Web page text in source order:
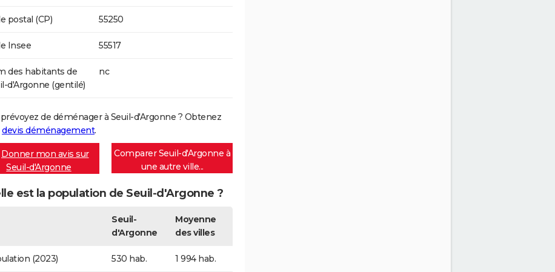
postal (CP) 55250
Insee 55517
des habitants de
d'Argonne (gentilé)
nc
de déménager à Seuil-d'Argonne ? Obtenez
devis déménagement.
Donner mon avis sur
Seuil-d'Argonne
Comparer Seuil-d'Argonne à
une autre ville...
est la population de Seuil-d'Argonne ?
Seuil-
d'Argonne
Moyenne
des villes
(2023) 530 hab. 1 994 hab.